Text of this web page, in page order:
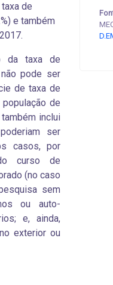
de
e também
da taxa de
pode ser
de taxa de
de
inclui
ser
casos, por
curso de
(no caso
sem
ou auto-
e, ainda,
exterior ou